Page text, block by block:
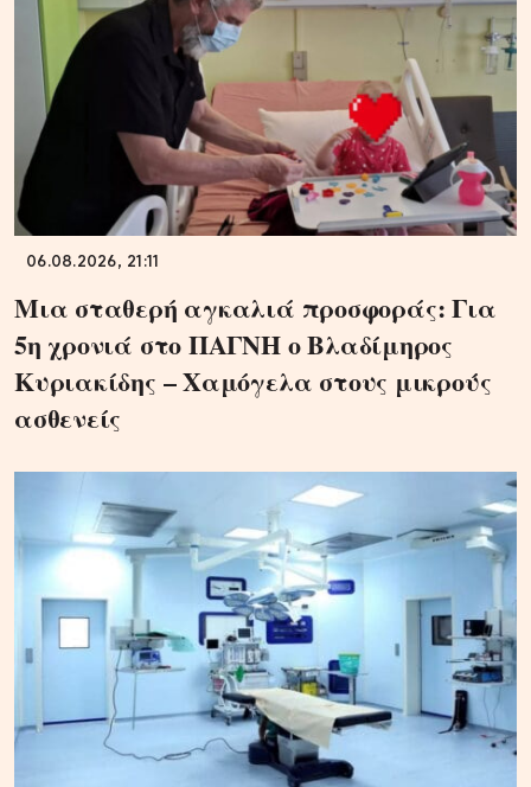
06.08.2026, 21:11
Μια σταθερή αγκαλιά προσφοράς: Για
5η χρονιά στο ΠΑΓΝΗ ο Βλαδίμηρος
Κυριακίδης – Χαμόγελα στους μικρούς
ασθενείς